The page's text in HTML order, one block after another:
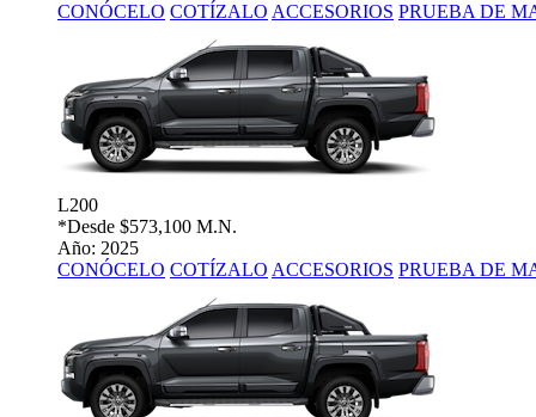
CONÓCELO COTÍZALO ACCESORIOS PRUEBA DE
L200
*Desde $573,100 M.N.
Año: 2025
CONÓCELO COTÍZALO ACCESORIOS PRUEBA DE